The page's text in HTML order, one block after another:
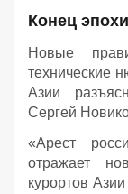
Конец
Новые
технические
Азии
Сергей
«Арест
отражает
курортов